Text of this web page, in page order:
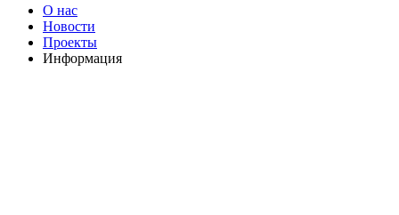
О нас
Новости
Проекты
Информация